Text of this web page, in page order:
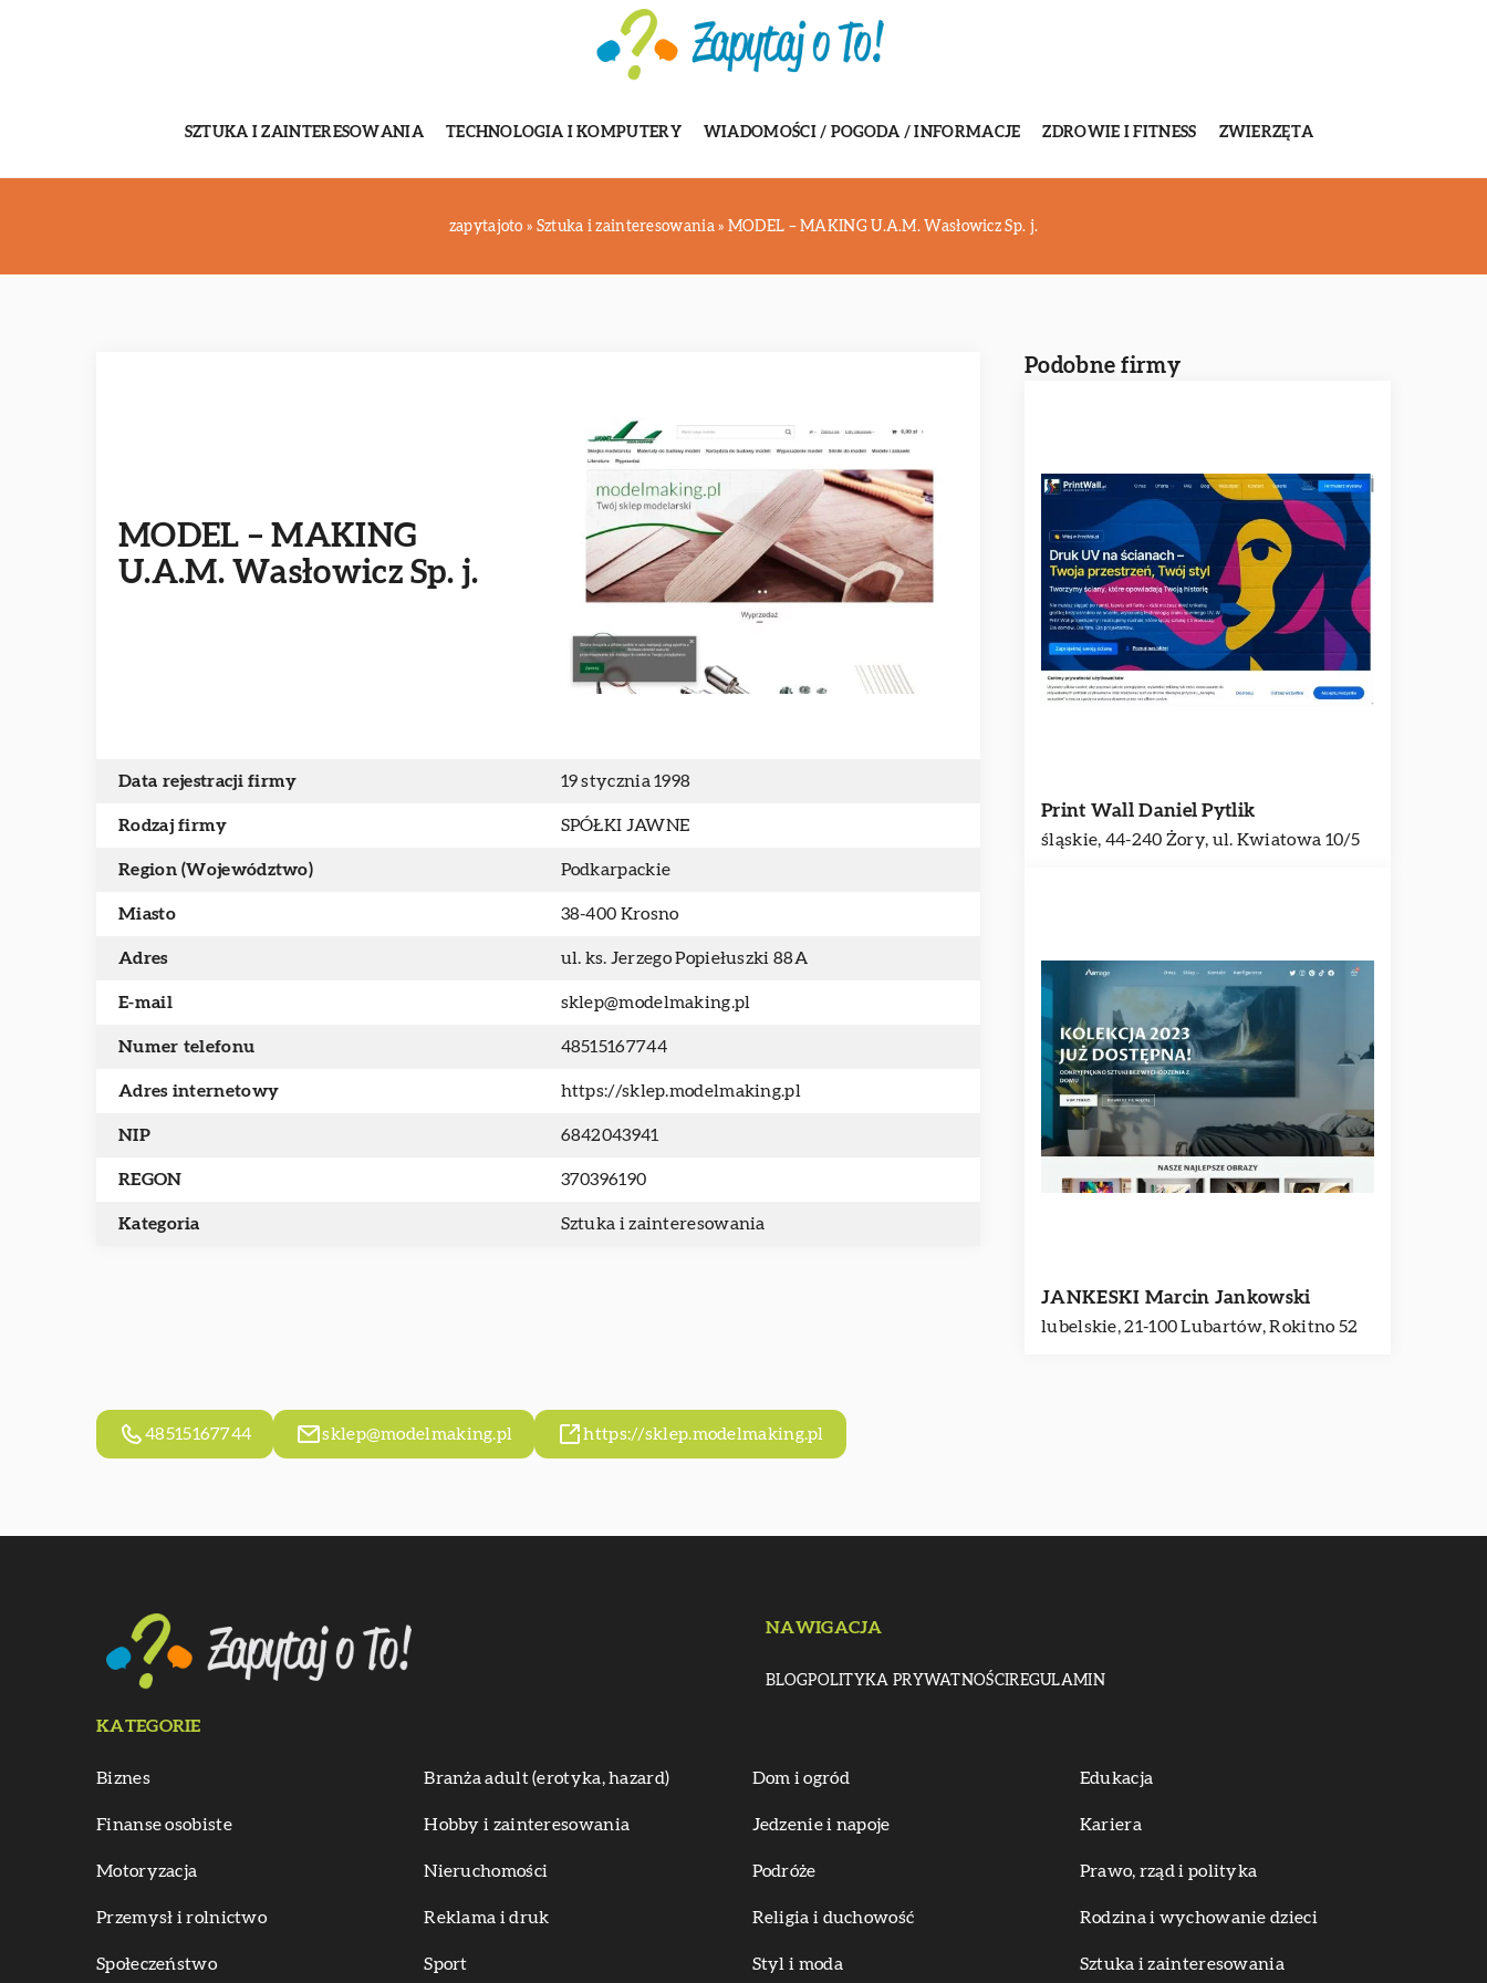
SZTUKA I ZAINTERESOWANIA TECHNOLOGIA I KOMPUTERY WIADOMOŚCI / POGODA / INFORMACJE ZDROWIE I FITNESS ZWIERZĘTA
zapytajoto » Sztuka i zainteresowania» MODEL – MAKING U.A.M. Wasłowicz Sp. j.
MODEL – MAKING
U.A.M. Wasłowicz Sp. j.
Data rejestracji firmy 19 stycznia 1998
Rodzaj firmy SPÓŁKI JAWNE
Region (Województwo) Podkarpackie
Miasto 38-400 Krosno
Adres ul. ks. Jerzego Popiełuszki 88A
E-mail sklep@modelmaking.pl
Numer telefonu 48515167744
Adres internetowy https://sklep.modelmaking.pl
NIP 6842043941
REGON 370396190
Kategoria Sztuka i zainteresowania
Podobne firmy
Print Wall Daniel Pytlik
śląskie, 44-240 Żory, ul. Kwiatowa 10/5
JANKESKI Marcin Jankowski
lubelskie, 21-100 Lubartów, Rokitno 52
48515167744 sklep@modelmaking.pl https://sklep.modelmaking.pl
NAWIGACJA
BLOGPOLITYKA PRYWATNOŚCIREGULAMIN
KATEGORIE
Biznes Branża adult (erotyka, hazard) Dom i ogród Edukacja
Finanse osobiste Hobby i zainteresowania Jedzenie i napoje Kariera
Motoryzacja Nieruchomości Podróże Prawo, rząd i polityka
Przemysł i rolnictwo Reklama i druk Religia i duchowość Rodzina i wychowanie dzieci
Społeczeństwo Sport Styl i moda Sztuka i zainteresowania